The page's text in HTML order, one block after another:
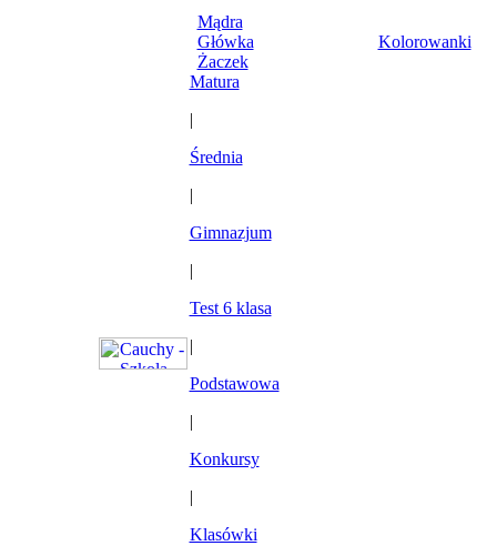
Mądra
Główka
Kolorowanki
Żaczek
Matura
|
Średnia
|
Gimnazjum
|
Test 6 klasa
|
Podstawowa
|
Konkursy
|
Klasówki